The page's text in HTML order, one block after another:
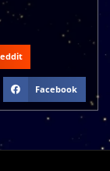
Facebook